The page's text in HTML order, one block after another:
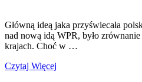
Główną ideą jaka przyświecała
nad nową idą WPR, było
krajach. Choć w …
Czytaj Więcej